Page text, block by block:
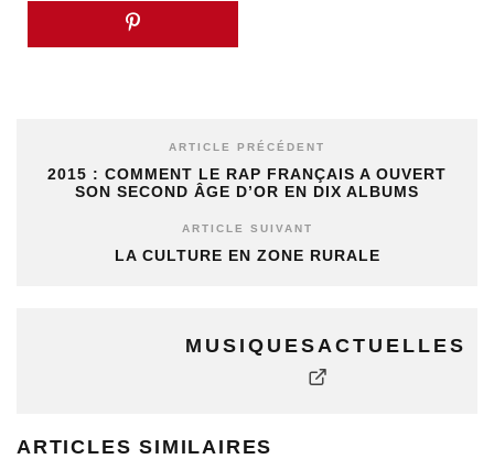
ARTICLE PRÉCÉDENT
2015 : COMMENT LE RAP FRANÇAIS A OUVERT
SON SECOND ÂGE D’OR EN DIX ALBUMS
ARTICLE SUIVANT
LA CULTURE EN ZONE RURALE
MUSIQUESACTUELLES
ARTICLES SIMILAIRES